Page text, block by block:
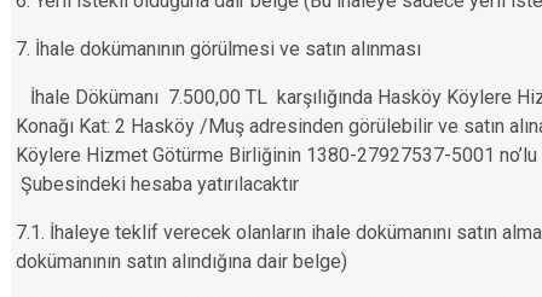
7. İhale dokümanının görülmesi ve satın alınması
İhale Dökümanı 7.500,00 TL karşılığında Hasköy Köylere
Konağı Kat: 2 Hasköy /Muş adresinden görülebilir ve satın
Köylere Hizmet Götürme Birliğinin 1380-27927537-5001 no’lu
Şubesindeki hesaba yatırılacaktır
7.1. İhaleye teklif verecek olanların ihale dokümanını satın
dokümanının satın alındığına dair belge)